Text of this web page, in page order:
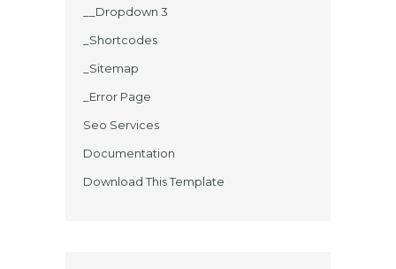
__Dropdown 3
_Shortcodes
_Sitemap
_Error Page
Seo Services
Documentation
Download This Template